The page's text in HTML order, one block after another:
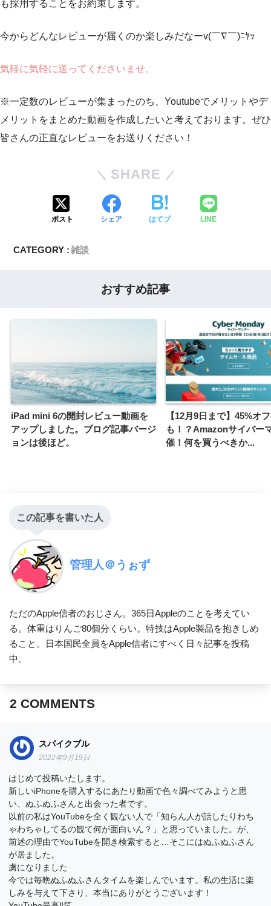
も採用することをお約束します。
今からどんなレビューが届くのか楽しみだなーv(￣∇￣)ﾆﾔｯ
気軽に気軽に送ってくださいませ。
※一定数のレビューが集まったのち、Youtubeでメリットやデ
メリットをまとめた動画を作成したいと考えております。ぜひ
皆さんの正直なレビューをお送りください！
SHARE
ポスト シェア はてブ LINE
CATEGORY :雑談
おすすめ記事
iPad mini 6の開封レビュー動画を
アップしました。ブログ記事バージ
ョンは後ほど。
【12月9日まで】45%オ
も！？Amazonサイバー
催！何を買うべきか...
この記事を書いた人
管理人＠うぉず
ただのApple信者のおじさん。365日Appleのことを考えてい
る。体重はりんご80個分くらい。特技はApple製品を抱きしめ
ること。日本国民全員をApple信者にすべく日々記事を投稿
中。
2 COMMENTS
スパイクブル
2022年9月19日
はじめて投稿いたします。
新しいiPhoneを購入するにあたり動画で色々調べてみようと思
い、ぬふぬふさんと出会った者です。
以前の私はYouTubeを全く観ない人で「知らん人が話したりわち
ゃわちゃしてるの観て何が面白いん？」と思っていました。が、
前述の理由でYouTubeを開き検索すると…そこにはぬふぬふさん
が居ました。
虜になりました
今では毎晩ぬふぬふさんタイムを楽しんでいます。私の生活に楽
しみを与えて下さり、本当にありがとうございます！